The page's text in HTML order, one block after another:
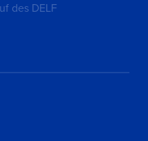
des DELF